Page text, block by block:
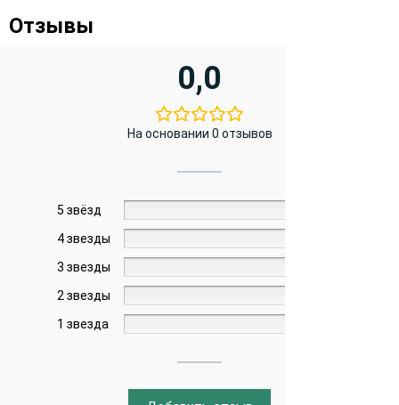
Отзывы
0,0
На основании 0 отзывов
5 звёзд
4 звезды
3 звезды
2 звезды
1 звезда